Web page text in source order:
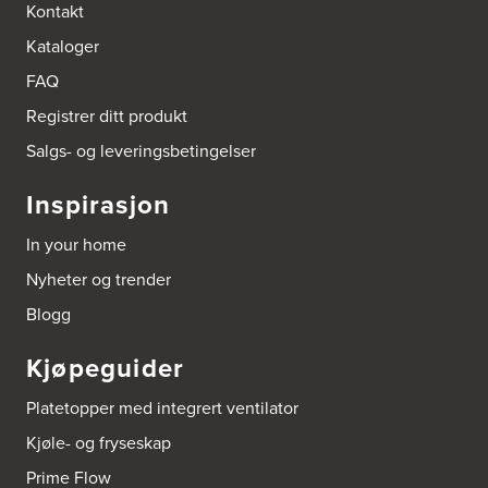
Bokhylle-Spesialisten AS
3414 Lierstranda
Boligleverandøren Karmøy AS
Postboks 213
4296 Åkrehamn
http://www.interiormesteren.no
Bonaparte Interiør AS
Borgenveien 66
Tel.:
Borge butikk AS
Sundemoen Næringspark
Power Hokksund
3300 Hokksund
Tel.:32-700000
http://www.expert.no
Kontakt
Kataloger
FAQ
Registrer ditt produkt
Salgs- og leveringsbetingelser
Inspirasjon
In your home
Nyheter og trender
Blogg
Kjøpeguider
Platetopper med integrert ventilator
Kjøle- og fryseskap
Prime Flow